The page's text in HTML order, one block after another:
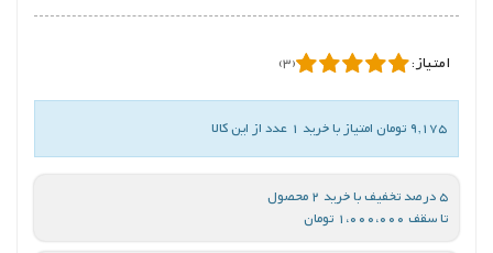
امتیاز: (3)
9,175 تومان امتیاز با خرید 1 عدد از این کالا
5 درصد تخفیف با خرید 2 محصول
تا سقف 1،000،000 تومان